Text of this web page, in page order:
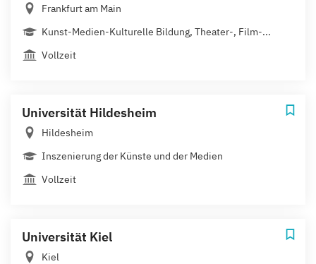
Frankfurt am Main
Kunst-Medien-Kulturelle Bildung, Theater-, Film-...
Vollzeit
Universität Hildesheim
Hildesheim
Inszenierung der Künste und der Medien
Vollzeit
Universität Kiel
Kiel